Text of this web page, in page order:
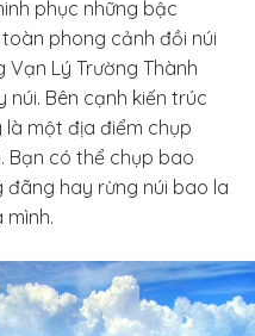
phục những bậc
phong cảnh đồi núi
Lý Trường Thành
Bên cạnh kiến trúc
một địa điểm chụp
Bạn có thể chụp bao
hay rừng núi bao la